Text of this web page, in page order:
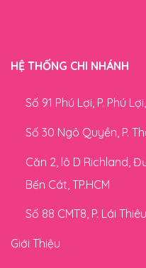
HỆ THỐNG CHI NHÁNH
Số 91 Phú Lợi, P. Phú
Số 30 Ngô Quyền, P.
Căn 2, lô D Richland,
Bến Cát, TP.HCM
Số 88 CMT8, P. Lái
Giới Thiệu